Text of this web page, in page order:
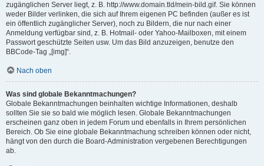
zugänglichen Server liegt, z. B. http://www.domain.tld/mein-bild.gif. Sie können
weder Bilder verlinken, die sich auf Ihrem eigenen PC befinden (außer es ist
ein öffentlich zugänglicher Server), noch zu Bildern, die nur nach einer
Anmeldung verfügbar sind, z. B. Hotmail- oder Yahoo-Mailboxen, mit einem
Passwort geschützte Seiten usw. Um das Bild anzuzeigen, benutze den
BBCode-Tag „[img]“.
Nach oben
Was sind globale Bekanntmachungen?
Globale Bekanntmachungen beinhalten wichtige Informationen, deshalb
sollten Sie sie so bald wie möglich lesen. Globale Bekanntmachungen
erscheinen ganz oben in jedem Forum und ebenfalls in Ihrem persönlichen
Bereich. Ob Sie eine globale Bekanntmachung schreiben können oder nicht,
hängt von den durch die Board-Administration vergebenen Berechtigungen
ab.